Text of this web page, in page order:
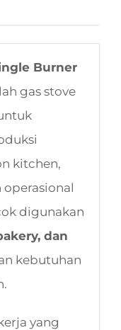
Burner
gas stove
kitchen,
digunakan
dan
kebutuhan
yang